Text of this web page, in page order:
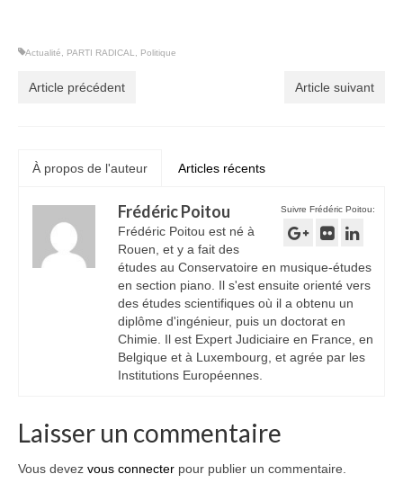
Actualité PARTI RADICAL Politique
Article précédent Article suivant
À propos de l'auteur Articles récents
Suivre Frédéric Poitou:
Frédéric Poitou
Frédéric Poitou est né à
Rouen, et y a fait des
études au Conservatoire en musique-études
en section piano. Il s'est ensuite orienté vers
des études scientifiques où il a obtenu un
diplôme d'ingénieur, puis un doctorat en
Chimie. Il est Expert Judiciaire en France, en
Belgique et à Luxembourg, et agrée par les
Institutions Européennes.
Laisser un commentaire
Vous devez vous connecter pour publier un commentaire.